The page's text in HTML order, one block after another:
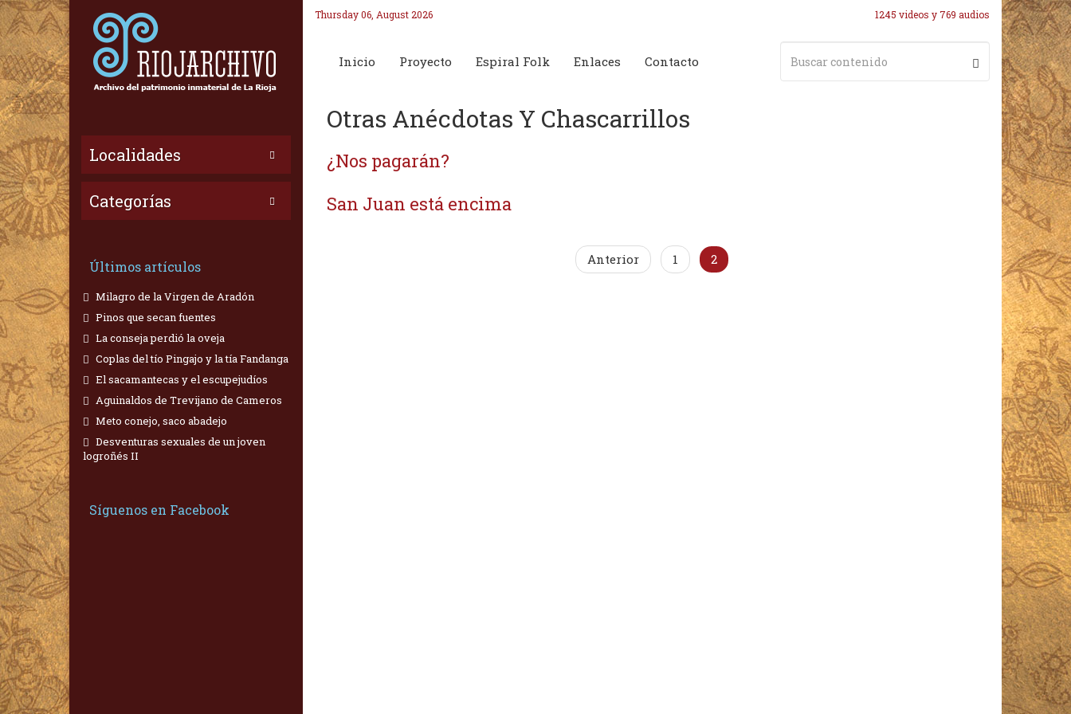
Localidades
Categorías
Últimos artículos
Milagro de la Virgen de Aradón
Pinos que secan fuentes
La conseja perdió la oveja
Coplas del tío Pingajo y la tía Fandanga
El sacamantecas y el escupejudíos
Aguinaldos de Trevijano de Cameros
Meto conejo, saco abadejo
Desventuras sexuales de un joven
logroñés II
Síguenos en Facebook
Thursday 06, August 2026 1245 videos y 769 audios
Inicio Proyecto Espiral Folk Enlaces Contacto
Otras Anécdotas Y Chascarrillos
¿Nos pagarán?
San Juan está encima
Anterior 1 2